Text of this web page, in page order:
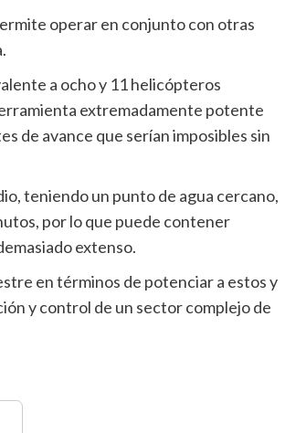
operar en conjunto con otras
a ocho y 11 helicópteros
extremadamente potente
de avance que serían imposibles sin
teniendo un punto de agua cercano,
por lo que puede contener
extenso.
en términos de potenciar a estos y
y control de un sector complejo de